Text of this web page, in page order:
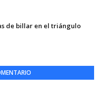
de billar en el triángulo